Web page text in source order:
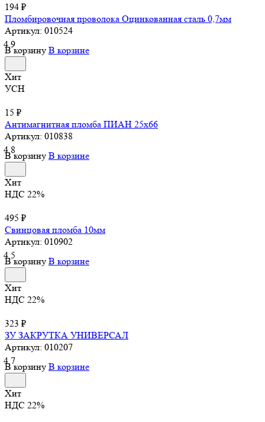
194 ₽
Пломбировочная проволока Оцинкованная сталь 0,7мм
Артикул: 010524
4.9
В корзину В корзине
Хит
УСН
15 ₽
Антимагнитная пломба ПИАН 25х66
Артикул: 010838
4.8
В корзину В корзине
Хит
НДС 22%
495 ₽
Свинцовая пломба 10мм
Артикул: 010902
4.5
В корзину В корзине
Хит
НДС 22%
323 ₽
ЗУ ЗАКРУТКА УНИВЕРСАЛ
Артикул: 010207
4.7
В корзину В корзине
Хит
НДС 22%